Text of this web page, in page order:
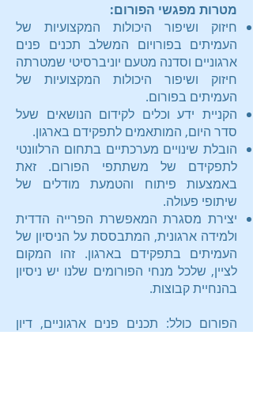
מטרות מפגשי הפורום:
חיזוק ושיפור היכולות המקצועיות של
העמיתים בפורויום המשלב תכנים פנים
ארגוניים וסדנה מטעם יוניברסיטי שמטרתה
חיזוק ושיפור היכולות המקצועיות של
העמיתים בפורום.
הקניית ידע וכלים לקידום הנושאים שעל
סדר היום, המותאמים לתפקידם בארגון.
הובלת שינויים מערכתיים בתחום הרלוונטי
לתפקידם של משתתפי הפורום. זאת
באמצעות פיתוח והטמעת מודלים של
שיתופי פעולה.
יצירת מסגרת המאפשרת הפרייה הדדית
ולמידה ארגונית, המתבססת על הניסיון של
העמיתים בתפקידם בארגון. זהו המקום
לציין, שלכל מנחי הפורומים שלנו יש ניסיון
בהנחיית קבוצות.
הפורום כולל: תכנים פנים ארגוניים, דיון